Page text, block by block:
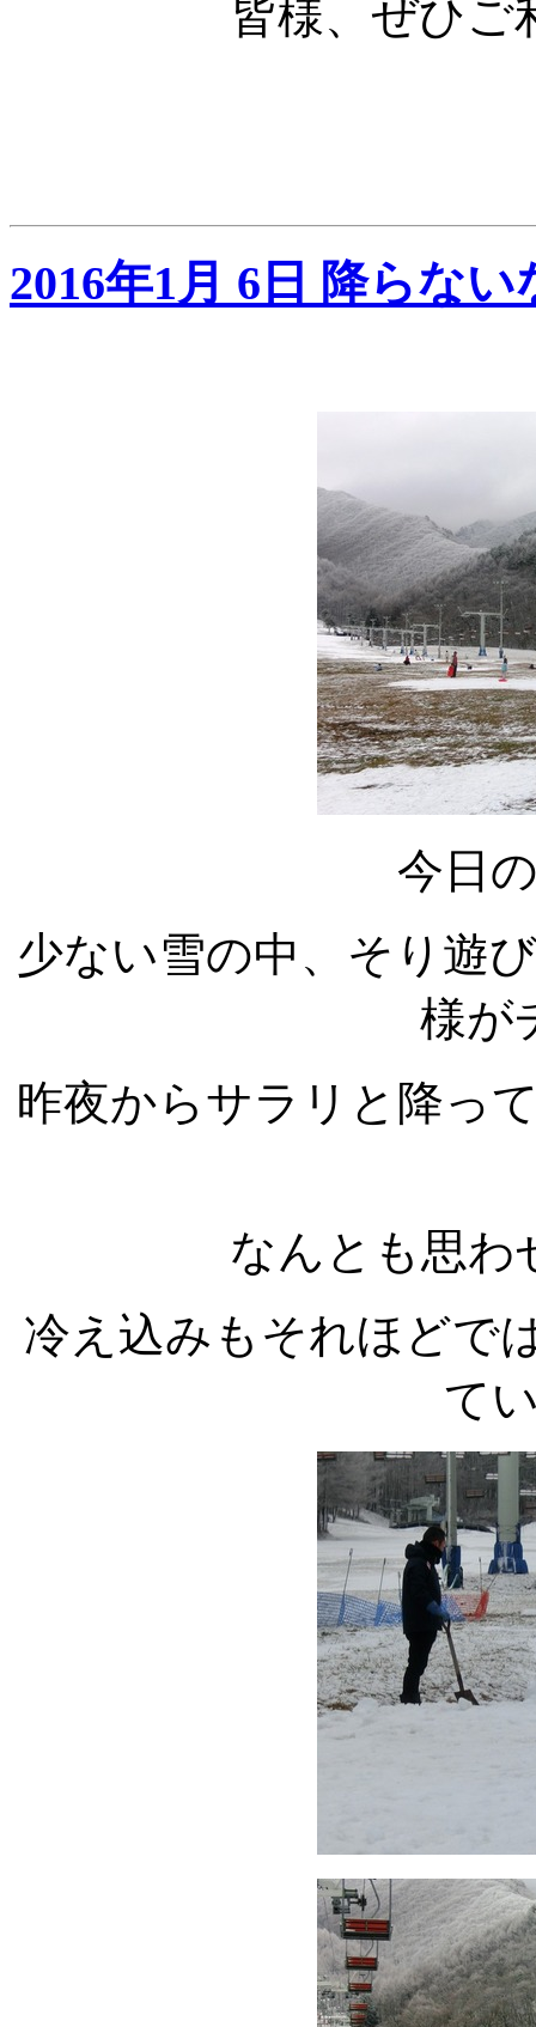
皆様、ぜひご
2016年1月 6日 降らな
今日
少ない雪の中、そり遊
様が
昨夜からサラリと降っ
なんとも思わ
冷え込みもそれほどで
て